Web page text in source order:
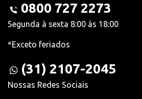
0800 727 2273
Segunda à sexta 8:00 às 18:00
*Exceto feriados
(31) 2107-2045
Nossas Redes Sociais